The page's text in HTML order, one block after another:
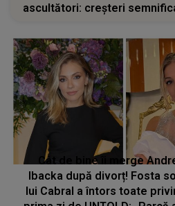
ascultători: creșteri
Cât de bine îi merge
Ibacka după divorț! Fosta
lui Cabral a întors toate